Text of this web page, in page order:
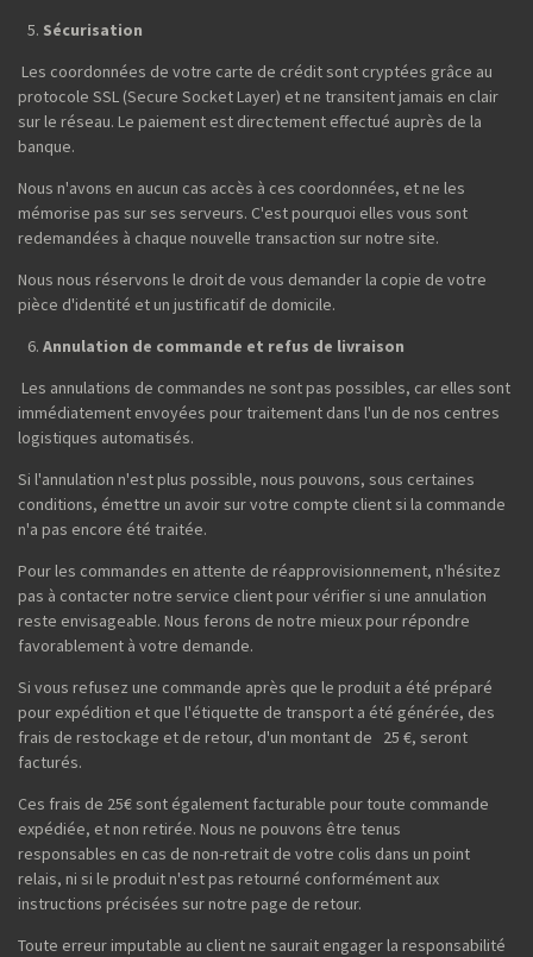
Sécurisation
Les coordonnées de votre carte de crédit sont cryptées grâce au
protocole SSL (Secure Socket Layer) et ne transitent jamais en clair
sur le réseau. Le paiement est directement effectué auprès de la
banque.
Nous n'avons en aucun cas accès à ces coordonnées, et ne les
mémorise pas sur ses serveurs. C'est pourquoi elles vous sont
redemandées à chaque nouvelle transaction sur notre site.
Nous nous réservons le droit de vous demander la copie de votre
pièce d'identité et un justificatif de domicile.
Annulation de commande et refus de livraison
Les annulations de commandes ne sont pas possibles, car elles sont
immédiatement envoyées pour traitement dans l'un de nos centres
logistiques automatisés.
Si l'annulation n'est plus possible, nous pouvons, sous certaines
conditions, émettre un avoir sur votre compte client si la commande
n'a pas encore été traitée.
Pour les commandes en attente de réapprovisionnement, n'hésitez
pas à contacter notre service client pour vérifier si une annulation
reste envisageable. Nous ferons de notre mieux pour répondre
favorablement à votre demande.
Si vous refusez une commande après que le produit a été préparé
pour expédition et que l'étiquette de transport a été générée, des
frais de restockage et de retour, d'un montant de 25 €, seront
facturés.
Ces frais de 25€ sont également facturable pour toute commande
expédiée, et non retirée. Nous ne pouvons être tenus
responsables en cas de non-retrait de votre colis dans un point
relais, ni si le produit n'est pas retourné conformément aux
instructions précisées sur notre page de retour.
Toute erreur imputable au client ne saurait engager la responsabilité